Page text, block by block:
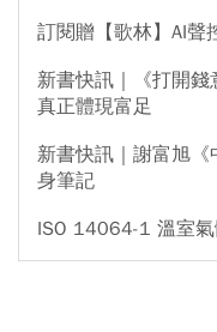
訂閱贈【歌林】AI聲
新書快訊｜《打開
真正體現富足
新書快訊｜謝富旭
身筆記
ISO 14064-1 溫室